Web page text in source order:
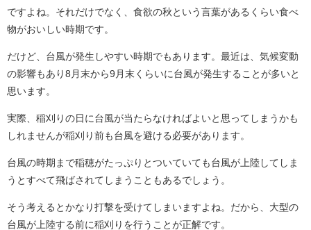
ですよね。それだけでなく、食欲の秋という言葉があるくらい食べ
物がおいしい時期です。
だけど、台風が発生しやすい時期でもあります。最近は、気候変動
の影響もあり8月末から9月末くらいに台風が発生することが多いと
思います。
実際、稲刈りの日に台風が当たらなければよいと思ってしまうかも
しれませんが稲刈り前も台風を避ける必要があります。
台風の時期まで稲穂がたっぷりとついていても台風が上陸してしま
うとすべて飛ばされてしまうこともあるでしょう。
そう考えるとかなり打撃を受けてしまいますよね。だから、大型の
台風が上陸する前に稲刈りを行うことが正解です。